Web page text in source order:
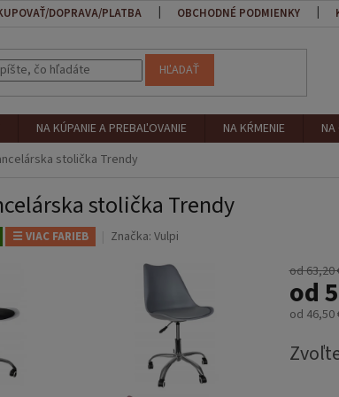
DOPRAVA/PLATBA OBCHODNÉ PODMIENKY
HĽADAŤ
NA KÚPANIE A PREBAĽOVANIE NA KŔMENIE
stolička Trendy
stolička Trendy
☰ VIAC FARIEB Značka: Vulpi
od 63,20
od
od 46,50
cena: